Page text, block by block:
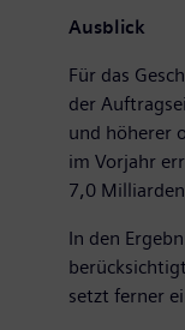
Ausblick
Für das
der
und höherer
im Vorjahr
7,0
In den
setzt ferner